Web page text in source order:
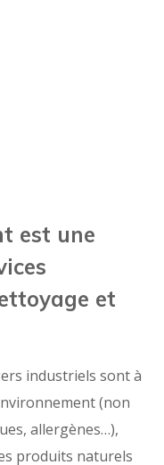
est une
et
industriels sont à
(non
allergènes…),
produits naturels